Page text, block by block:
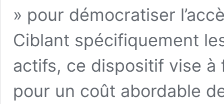
» pour démocratiser
Ciblant spécifiquement
actifs, ce dispositif vise
pour un coût abordable